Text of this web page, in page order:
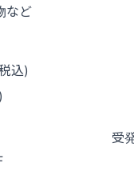
など
込)
受